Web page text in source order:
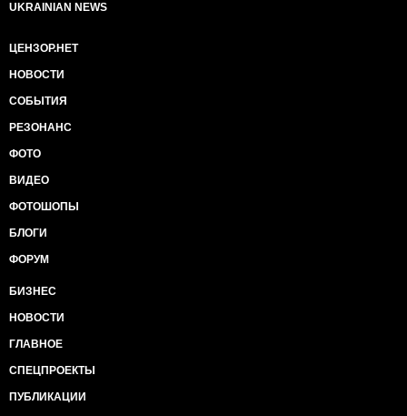
UKRAINIAN NEWS
ЦЕНЗОР.НЕТ
НОВОСТИ
СОБЫТИЯ
РЕЗОНАНС
ФОТО
ВИДЕО
ФОТОШОПЫ
БЛОГИ
ФОРУМ
БИЗНЕС
НОВОСТИ
ГЛАВНОЕ
СПЕЦПРОЕКТЫ
ПУБЛИКАЦИИ